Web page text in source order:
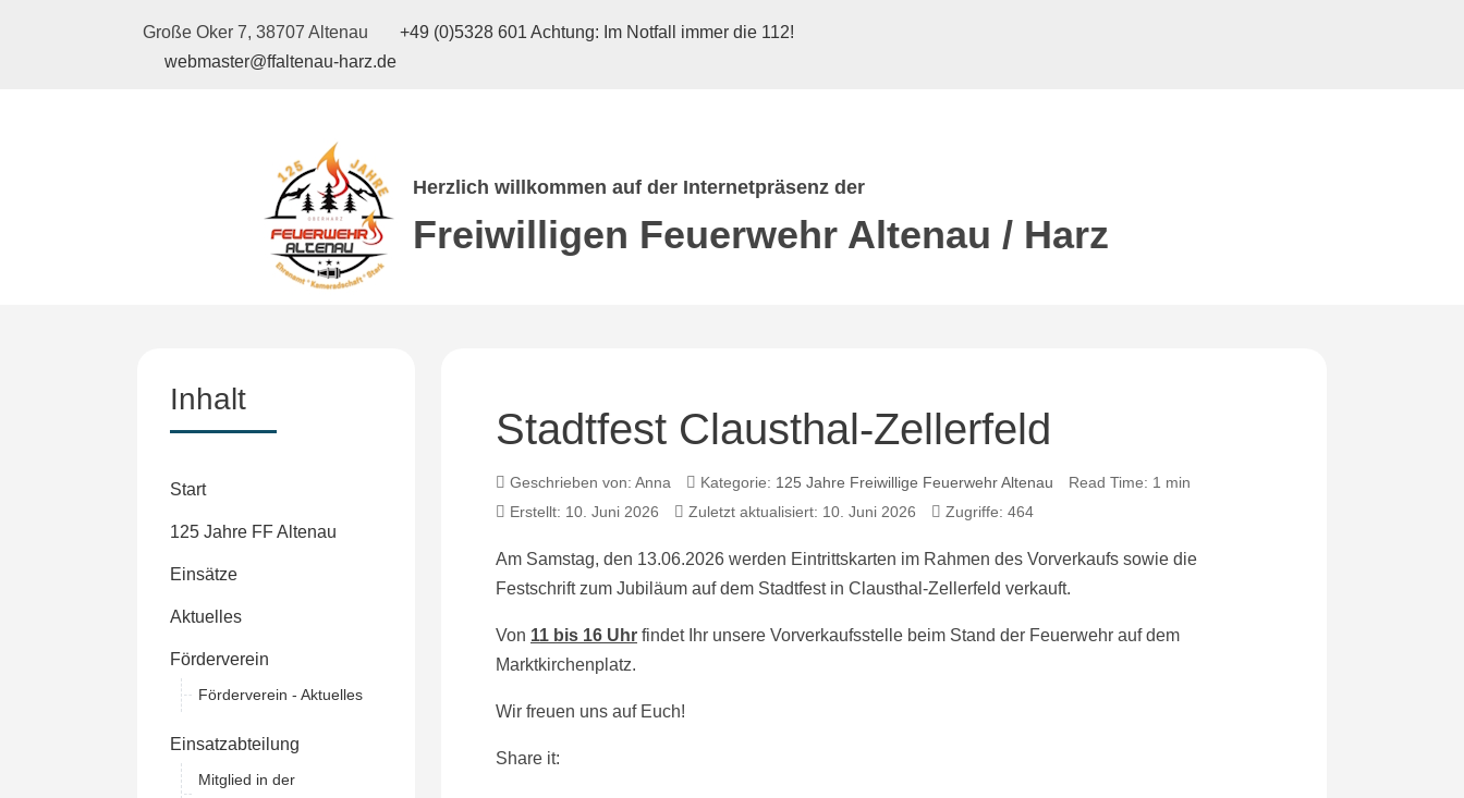
Große Oker 7, 38707 Altenau
+49 (0)5328 601 Achtung: Im Notfall immer die 112!
webmaster@ffaltenau-harz.de
Herzlich willkommen auf der Internetpräsenz der
Freiwilligen Feuerwehr Altenau / Harz
Inhalt
Start
125 Jahre FF Altenau
Einsätze
Aktuelles
Förderverein
Förderverein - Aktuelles
Einsatzabteilung
Mitglied in der
Stadtfest Clausthal-Zellerfeld
Geschrieben von: Anna Kategorie: 125 Jahre Freiwillige Feuerwehr Altenau
Read Time: 1 min
Erstellt: 10. Juni 2026
Zuletzt aktualisiert: 10. Juni 2026 Zugriffe: 464
Am Samstag, den 13.06.2026 werden Eintrittskarten im Rahmen des Vorverkaufs sowie die
Festschrift zum Jubiläum auf dem Stadtfest in Clausthal-Zellerfeld verkauft.
Von 11 bis 16 Uhr findet Ihr unsere Vorverkaufsstelle beim Stand der Feuerwehr auf dem
Marktkirchenplatz.
Wir freuen uns auf Euch!
Share it: